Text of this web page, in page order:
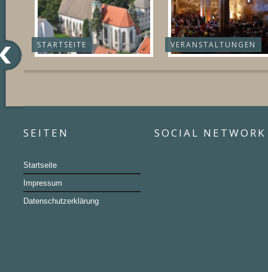
STARTSEITE VERANSTALTUNGEN
SEITEN
Startseite
Impressum
Datenschutzerklärung
SOCIAL NETWORK